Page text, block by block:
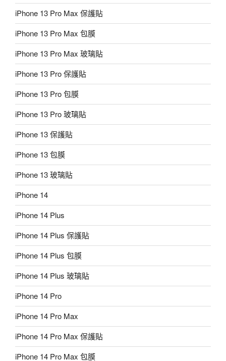
iPhone 13 Pro Max 保護貼
iPhone 13 Pro Max 包膜
iPhone 13 Pro Max 玻璃貼
iPhone 13 Pro 保護貼
iPhone 13 Pro 包膜
iPhone 13 Pro 玻璃貼
iPhone 13 保護貼
iPhone 13 包膜
iPhone 13 玻璃貼
iPhone 14
iPhone 14 Plus
iPhone 14 Plus 保護貼
iPhone 14 Plus 包膜
iPhone 14 Plus 玻璃貼
iPhone 14 Pro
iPhone 14 Pro Max
iPhone 14 Pro Max 保護貼
iPhone 14 Pro Max 包膜